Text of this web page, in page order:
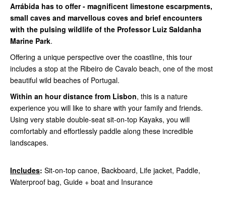
Arrábida has to offer - magnificent limestone escarpments,
small caves and marvellous coves and brief encounters
with the pulsing wildlife of the Professor Luiz Saldanha
Marine Park.
Offering a unique perspective over the coastline, this tour
includes a stop at the Ribeiro de Cavalo beach, one of the most
beautiful wild beaches of Portugal.
Within an hour distance from Lisbon, this is a nature
experience you will like to share with your family and friends.
Using very stable double-seat sit-on-top Kayaks, you will
comfortably and effortlessly paddle along these incredible
landscapes.
Includes: Sit-on-top canoe, Backboard, Life jacket, Paddle,
Waterproof bag, Guide + boat and Insurance